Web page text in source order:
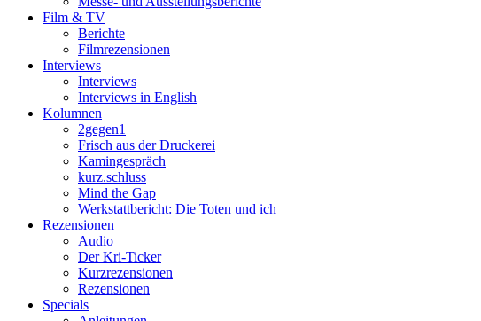
Film & TV
Berichte
Filmrezensionen
Interviews
Interviews
Interviews in English
Kolumnen
2gegen1
Frisch aus der Druckerei
Kamingespräch
kurz.schluss
Mind the Gap
Werkstattbericht: Die Toten und ich
Rezensionen
Audio
Der Kri-Ticker
Kurzrezensionen
Rezensionen
Specials